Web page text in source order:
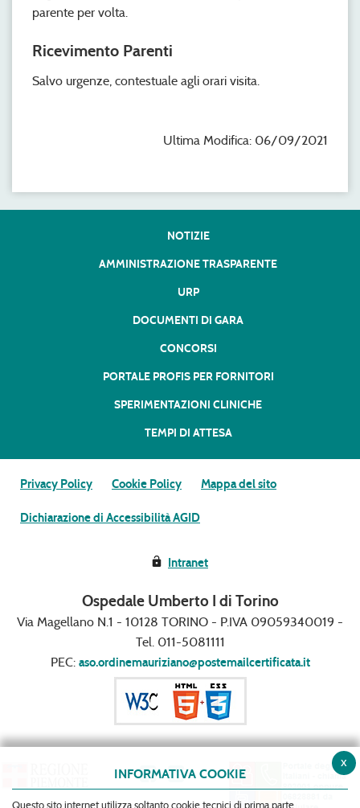
parente per volta.
Ricevimento Parenti
Salvo urgenze, contestuale agli orari visita.
Ultima Modifica: 06/09/2021
NOTIZIE
AMMINISTRAZIONE TRASPARENTE
URP
DOCUMENTI DI GARA
CONCORSI
PORTALE PROFIS PER FORNITORI
SPERIMENTAZIONI CLINICHE
TEMPI DI ATTESA
Privacy Policy Cookie Policy Mappa del sito
Dichiarazione di Accessibilità AGID
Intranet
Ospedale Umberto I di Torino
Via Magellano N.1 - 10128 TORINO - P.IVA 09059340019 -
Tel. 011-5081111
PEC: aso.ordinemauriziano@postemailcertificata.it
x
INFORMATIVA COOKIE
Questo sito internet utilizza soltanto cookie tecnici di prima parte.